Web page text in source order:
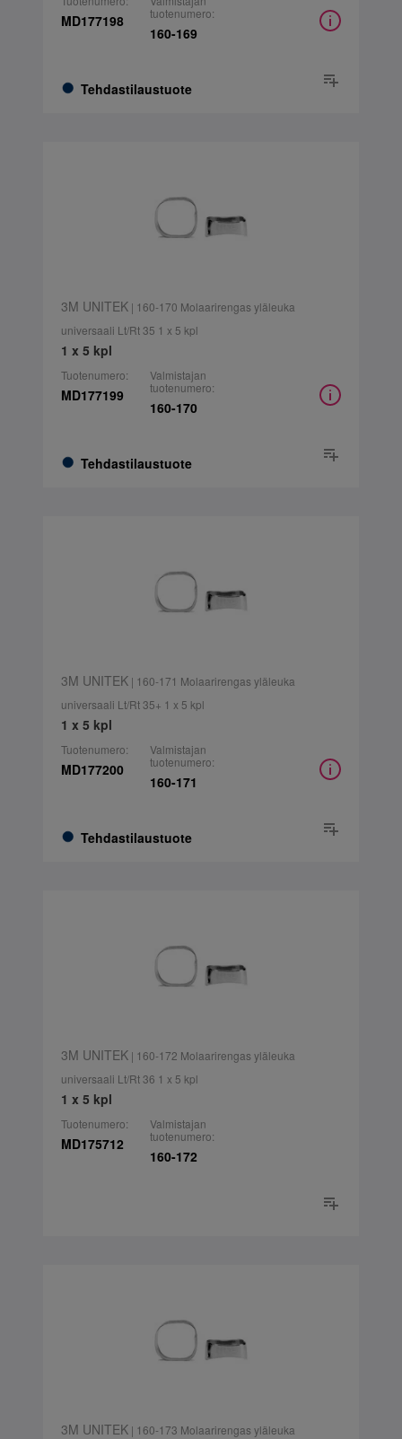
MD177198
Tehdastilaustuote
tuotenumero:
160-169
3M UNITEK| 160-170 Molaarirengas yläleuka
universaali Lt/Rt 35 1 x 5 kpl
1 x 5 kpl
Tuotenumero:
MD177199
Tehdastilaustuote
Valmistajan
tuotenumero:
160-170
3M UNITEK| 160-171 Molaarirengas yläleuka
universaali Lt/Rt 35+ 1 x 5 kpl
1 x 5 kpl
Tuotenumero:
MD177200
Tehdastilaustuote
Valmistajan
tuotenumero:
160-171
3M UNITEK| 160-172 Molaarirengas yläleuka
universaali Lt/Rt 36 1 x 5 kpl
1 x 5 kpl
Tuotenumero:
MD175712
Valmistajan
tuotenumero:
160-172
3M UNITEK| 160-173 Molaarirengas yläleuka